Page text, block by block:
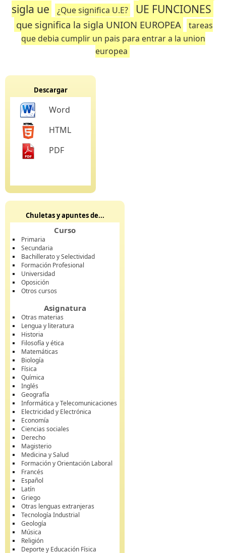
sigla ue
¿Que significa U.E? UE FUNCIONES
que significa la sigla UNION EUROPEA
tareas
que debia cumplir un pais para entrar a la union
europea
Descargar
Word
HTML
PDF
Chuletas y apuntes de...
Curso
Primaria
Secundaria
Bachillerato y Selectividad
Formación Profesional
Universidad
Oposición
Otros cursos
Asignatura
Otras materias
Lengua y literatura
Historia
Filosofía y ética
Matemáticas
Biología
Física
Química
Inglés
Geografía
Informática y Telecomunicaciones
Electricidad y Electrónica
Economía
Ciencias sociales
Derecho
Magisterio
Medicina y Salud
Formación y Orientación Laboral
Francés
Español
Latín
Griego
Otras lenguas extranjeras
Tecnología Industrial
Geología
Música
Religión
Deporte y Educación Física